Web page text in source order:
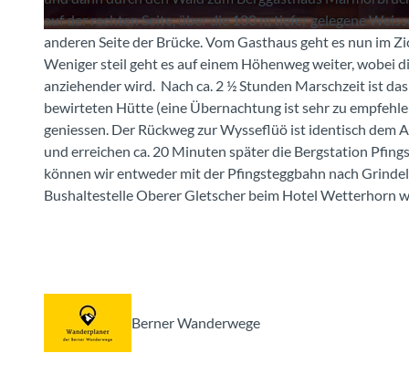
© Berner Wanderwege
auf der rechten Seite, über die 100 m tiefer gelegene
anderen Seite der Brücke. Vom Gasthaus geht es nun im
Weniger steil geht es auf einem Höhenweg weiter, wobei
anziehender wird. Nach ca. 2 ½ Stunden Marschzeit ist
bewirteten Hütte (eine Übernachtung ist sehr zu
geniessen. Der Rückweg zur Wysseflüö ist identisch dem
und erreichen ca. 20 Minuten später die Bergstation
können wir entweder mit der Pfingsteggbahn nach
Bushaltestelle Oberer Gletscher beim Hotel Wetterhorn
Berner Wanderwege